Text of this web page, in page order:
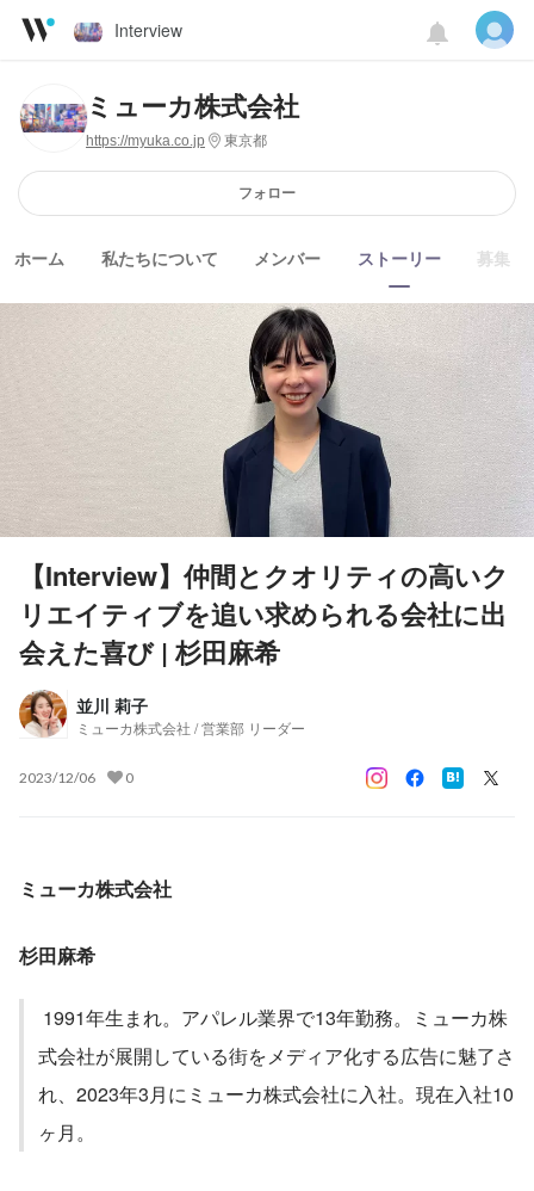
Interview
ミューカ株式会社
https://myuka.co.jp 東京都
フォロー
ホーム 私たちについて メンバー ストーリー 募集
【Interview】仲間とクオリティの高いク
リエイティブを追い求められる会社に出
会えた喜び | 杉田麻希
並川 莉子
ミューカ株式会社 / 営業部 リーダー
2023/12/06 0
ミューカ株式会社
杉田麻希
式会社が展開している街をメディア化する広告に魅了さ
れ、2023年3月にミューカ株式会社に入社。現在入社10
ヶ月。